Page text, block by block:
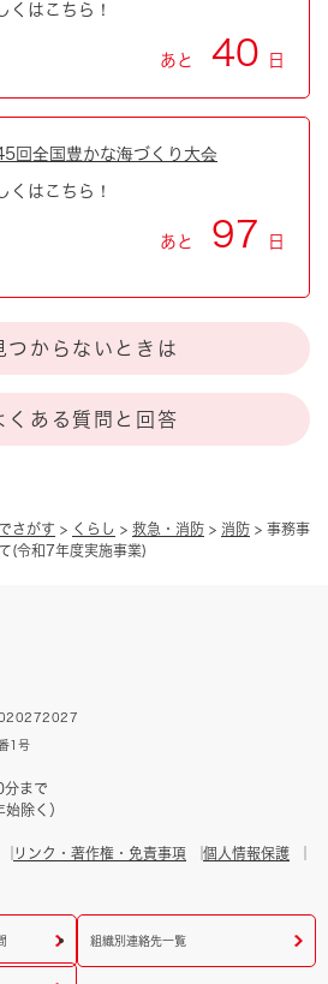
さがす > くらし > 救急・消防 > 消防 > 事務事
(令和7年度実施事業)
くはこちら！
あと 40 日
回全国豊かな海づくり大会
くはこちら！
あと 97 日
つからないときは
くある質問と回答
1号
分まで
除く）
リンク・著作権・免責事項
個人情報保護
組織別連絡先一覧